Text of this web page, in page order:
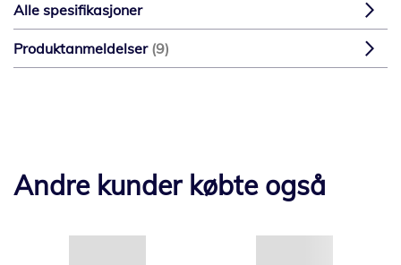
Alle spesifikasjoner
Produktanmeldelser 9
Andre kunder købte også